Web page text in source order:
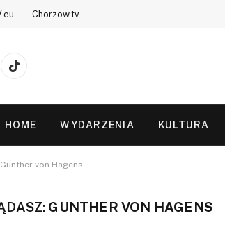
Chorzow.tv
TikTok
HOME WYDARZENIA KULTURA
Gunther von Hagens
GUNTHER VON HAGENS